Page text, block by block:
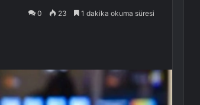
0 23 1 dakika okuma süresi